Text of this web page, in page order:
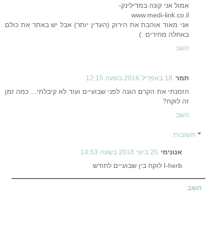
אמול אני קונה במדילינק-
www.medi-link.co.il
אני מאוד אוהבת את הירוק (העדין יותר) אבל יש באתר את כולם
באחלה מחירים :)
השב
תמר 18 באפריל 2016 בשעה 12:15
הזמנתי את הקרם הגנה לפני שבועיים ועוד לא קיבלתי... כמה זמן
זה לוקח?
השב
תשובות
אנונימי 25 ביוני 2018 בשעה 14:53
I-herb לוקח בין שבועיים לחודש
השב